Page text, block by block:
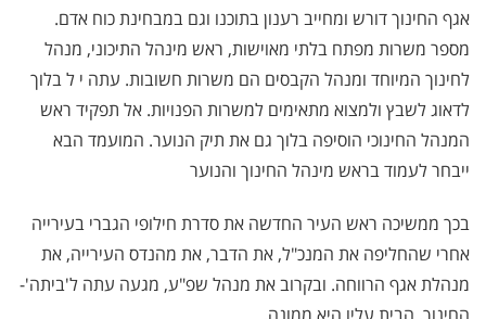
אגף החינוך דורש ומחייב רענון בתוכנו וגם במבחינת כוח אדם.
מספר משרות מפתח בלתי מאוישות, ראש מינהל התיכוני, מנהל
לחינוך המיוחד ומנהל הקבסים הם משרות חשובות. עתה י ל בלוך
לדאוג לשבץ ולמצוא מתאימים למשרות הפנויות. אל תפקיד ראש
המנהל החינוכי הוסיפה בלוך גם את תיק הנוער. המועמד הבא
ייבחר לעמוד בראש מינהל החינוך והנוער
בכך ממשיכה ראש העיר החדשה את סדרת חילופי הגברי בעירייה
אחרי שהחליפה את המנכ"ל, את הדבר, את מהנדס העירייה, את
מנהלת אגף הרווחה. ובקרוב את מנהל שפ"ע, מגעה עתה ל'ביתה'-